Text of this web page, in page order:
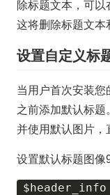
除标题文本，可以
这将删除标题文本
设置自定义标
当用户首次安装您
之前添加默认标题
并使用默认图片，
设置默认标题图像